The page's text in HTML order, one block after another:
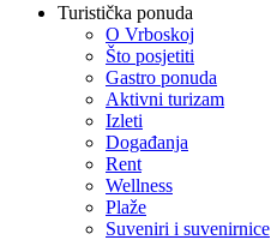
Turistička ponuda
O Vrboskoj
Što posjetiti
Gastro ponuda
Aktivni turizam
Izleti
Događanja
Rent
Wellness
Plaže
Suveniri i suvenirnice